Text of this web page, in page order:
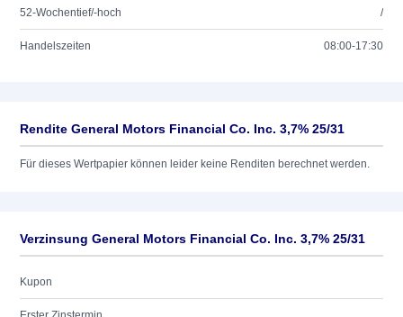
52-Wochentief/-hoch /
Handelszeiten 08:00-17:30
Rendite General Motors Financial Co. Inc. 3,7% 25/31
Für dieses Wertpapier können leider keine Renditen berechnet werden.
Verzinsung General Motors Financial Co. Inc. 3,7% 25/31
Kupon